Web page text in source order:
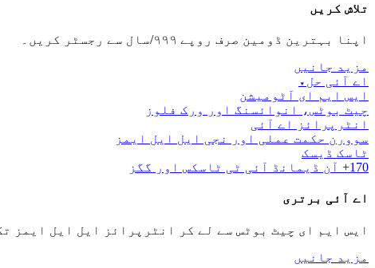
تلاش کریں
اپنا بہترین ڈومین صرف روپے ۹۹۹/سال سے رجسٹر کریں۔
مزید جانیں
اے آئی حل ▾
ایس ایم ای آٹومیشن
چیٹ بوٹس، انوائسنگ اور ورک فلوز
انٹرپرائز اے آئی
سوورن حکمت عملی اور نجی ایل ایل ایمز
ٹاسک ڈیسک
170+ آن ڈیمانڈ آئی ٹی ٹاسکس اور گگز
اے آئی برتری
ایس ایم ای چیٹ بوٹس سے لے کر انٹرپرائز ایل ایل ایمز
مزید جانیں